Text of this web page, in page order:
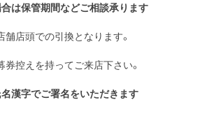
は保管期間などご相談承ります
店頭での引換となります。
控えを持ってご来店下さい。
漢字でご署名をいただきます